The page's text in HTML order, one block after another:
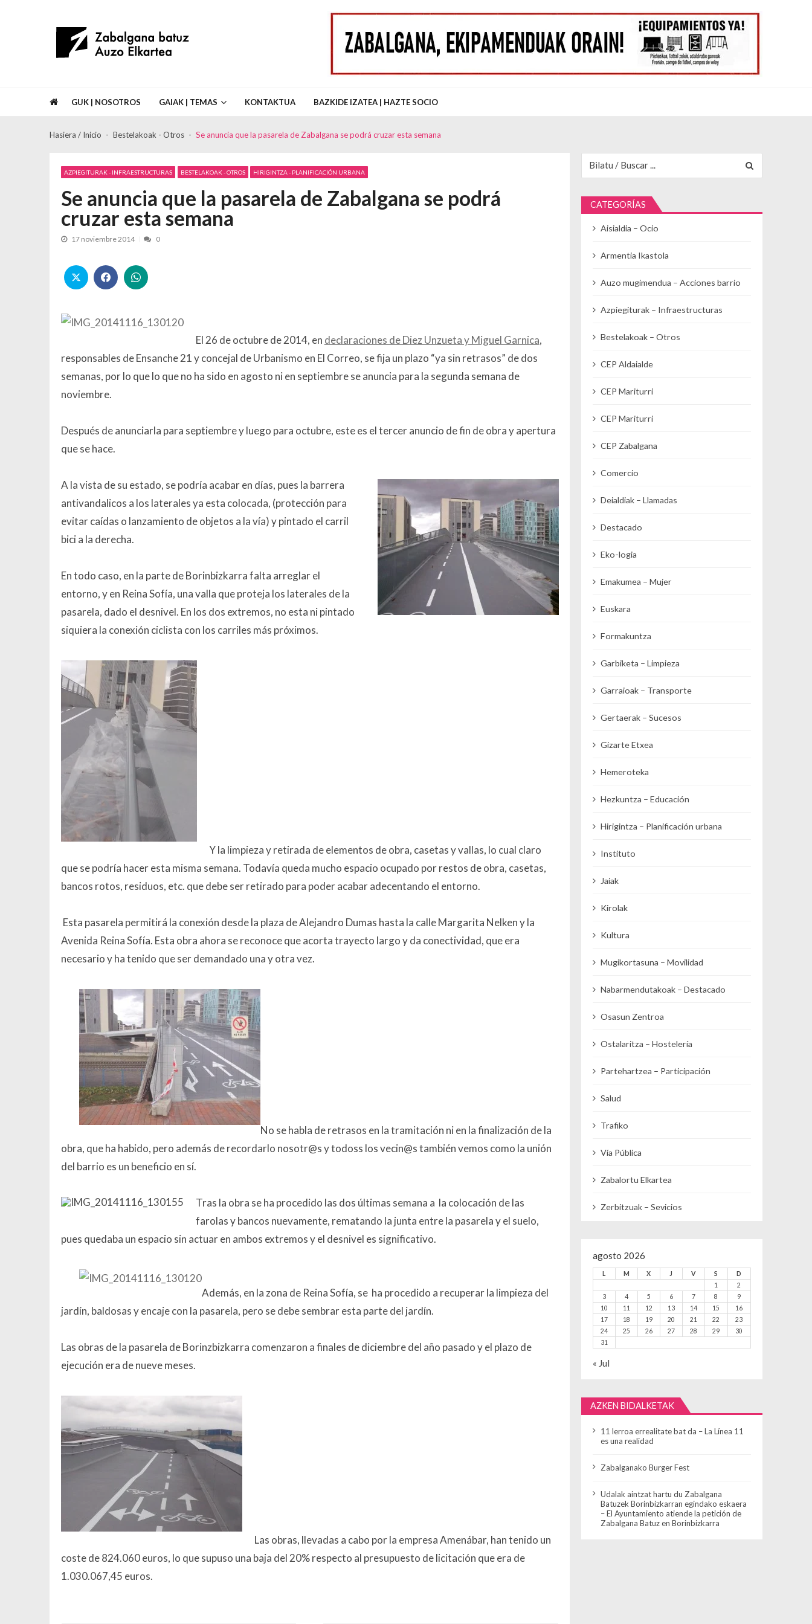
Asociación de Vecinos Zabalgana Batuz Auzo Elkartea
GUK | NOSOTROS GAIAK | TEMAS KONTAKTUA BAZKIDE IZATEA | HAZTE SOCIO
Hasiera / Inicio Bestelakoak - Otros Se anuncia que la pasarela de Zabalgana se podrá cruzar esta semana
AZPIEGITURAK - INFRAESTRUCTURAS BESTELAKOAK - OTROS HIRIGINTZA - PLANIFICACIÓN URBANA
Se anuncia que la pasarela de Zabalgana se podrá
cruzar esta semana
17 noviembre 2014 0
El 26 de octubre de 2014, en declaraciones de Diez Unzueta y Miguel Garnica,
responsables de Ensanche 21 y concejal de Urbanismo en El Correo, se fija un plazo “ya sin retrasos” de dos
semanas, por lo que lo que no ha sido en agosto ni en septiembre se anuncia para la segunda semana de
noviembre.
Después de anunciarla para septiembre y luego para octubre, este es el tercer anuncio de fin de obra y apertura
que se hace.
A la vista de su estado, se podría acabar en días, pues la barrera
antivandalicos a los laterales ya esta colocada, (protección para
evitar caídas o lanzamiento de objetos a la vía) y pintado el carril
bici a la derecha.
En todo caso, en la parte de Borinbizkarra falta arreglar el
entorno, y en Reina Sofía, una valla que proteja los laterales de la
pasarela, dado el desnivel. En los dos extremos, no esta ni pintado
siquiera la conexión ciclista con los carriles más próximos.
Y la limpieza y retirada de elementos de obra, casetas y vallas, lo cual claro
que se podría hacer esta misma semana. Todavía queda mucho espacio ocupado por restos de obra, casetas,
bancos rotos, residuos, etc. que debe ser retirado para poder acabar adecentando el entorno.
Esta pasarela permitirá la conexión desde la plaza de Alejandro Dumas hasta la calle Margarita Nelken y la
Avenida Reina Sofía. Esta obra ahora se reconoce que acorta trayecto largo y da conectividad, que era
necesario y ha tenido que ser demandado una y otra vez.
No se habla de retrasos en la tramitación ni en la finalización de la
obra, que ha habido, pero además de recordarlo nosotr@s y todoss los vecin@s también vemos como la unión
del barrio es un beneficio en sí.
Tras la obra se ha procedido las dos últimas semana a la colocación de las
farolas y bancos nuevamente, rematando la junta entre la pasarela y el suelo,
pues quedaba un espacio sin actuar en ambos extremos y el desnivel es significativo.
Además, en la zona de Reina Sofía, se ha procedido a recuperar la limpieza del
jardín, baldosas y encaje con la pasarela, pero se debe sembrar esta parte del jardín.
Las obras de la pasarela de Borinzbizkarra comenzaron a finales de diciembre del año pasado y el plazo de
ejecución era de nueve meses.
Las obras, llevadas a cabo por la empresa Amenábar, han tenido un
coste de 824.060 euros, lo que supuso una baja del 20% respecto al presupuesto de licitación que era de
1.030.067,45 euros.
CATEGORÍAS
Aisialdia – Ocio
Armentia Ikastola
Auzo mugimendua – Acciones barrio
Azpiegiturak – Infraestructuras
Bestelakoak – Otros
CEP Aldaialde
CEP Mariturri
CEP Mariturri
CEP Zabalgana
Comercio
Deialdiak – Llamadas
Destacado
Eko-logia
Emakumea – Mujer
Euskara
Formakuntza
Garbiketa – Limpieza
Garraioak – Transporte
Gertaerak – Sucesos
Gizarte Etxea
Hemeroteka
Hezkuntza – Educación
Hirigintza – Planificación urbana
Instituto
Jaiak
Kirolak
Kultura
Mugikortasuna – Movilidad
Nabarmendutakoak – Destacado
Osasun Zentroa
Ostalaritza – Hostelería
Partehartzea – Participación
Salud
Trafiko
Vía Pública
Zabalortu Elkartea
Zerbitzuak – Sevicios
agosto 2026
L M X J V S
D
1
2
3
4 5 6 7 8
9
10
11 12 13 14 15
16
17
18 19 20 21 22
23
24
25 26 27 28 29
30
31
« Jul
AZKEN BIDALKETAK
11 lerroa errealitate bat da – La Línea 11
es una realidad
Zabalganako Burger Fest
Udalak aintzat hartu du Zabalgana
Batuzek Borinbizkarran egindako eskaera
– El Ayuntamiento atiende la petición de
Zabalgana Batuz en Borinbizkarra